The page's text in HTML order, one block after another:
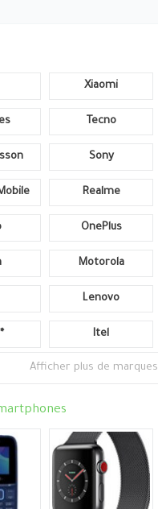
Xiaomi
Tecno
Sony
Realme
OnePlus
Motorola
Lenovo
Itel
Afficher plus de marques